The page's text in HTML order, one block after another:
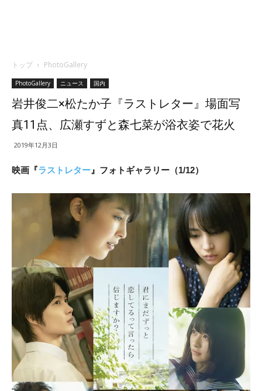
トップ PhotoGallery
PhotoGallery ニュース 国内
岩井俊二×松たか子『ラストレター』場面写
真11点、広瀬すずと森七菜が浴衣姿で花火
2019年12月3日
映画『ラストレター 』フォトギャラリー（1/12）